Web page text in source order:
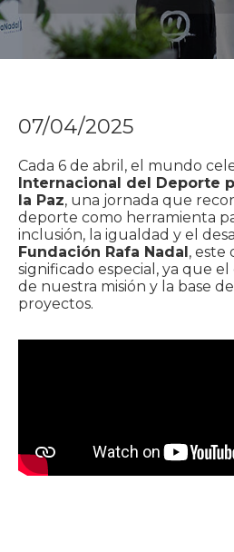
07/04/2025
Cada 6 de abril, el mundo
Internacional del Deporte
la Paz, una jornada que
deporte como herramienta
inclusión, la igualdad y el
Fundación Rafa Nadal, este
significado especial, ya que
de nuestra misión y la base
proyectos.